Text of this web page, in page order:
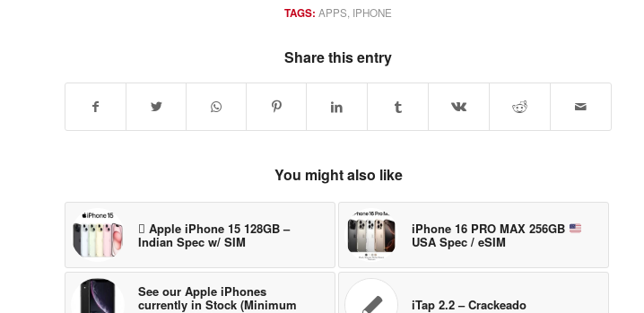
TAGS: APPS IPHONE
Share this entry
You might also like
 Apple iPhone 15 128GB –
Indian Spec w/ SIM
iPhone 16 PRO MAX 256GB
USA Spec / eSIM
See our Apple iPhones
currently in Stock (Minimum iTap 2.2 – Crackeado